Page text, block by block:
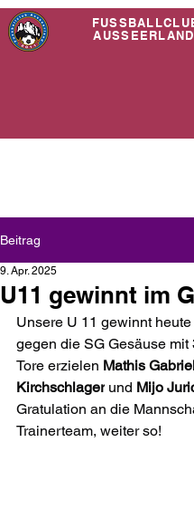
AUSSEERLAND
Beitrag
U11 gewinnt im
9. Apr. 2025
Unsere U 11 gewinnt
gegen die SG Gesäuse mit
Tore erzielen Mathis
Kirchschlager und Mijo
Gratulation an die
Trainerteam, weiter so!